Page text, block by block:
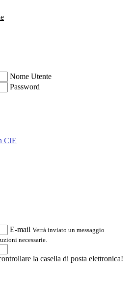
Nome Utente
Password
CIE
E-mail Verrà inviato un messaggio
necessarie.
la casella di posta elettronica!